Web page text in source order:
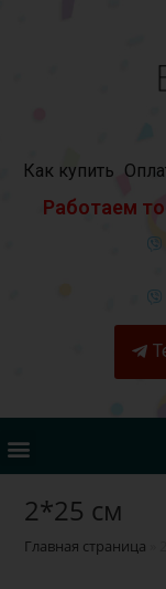
Как купить
Работаем
2*25 см
Главная страница